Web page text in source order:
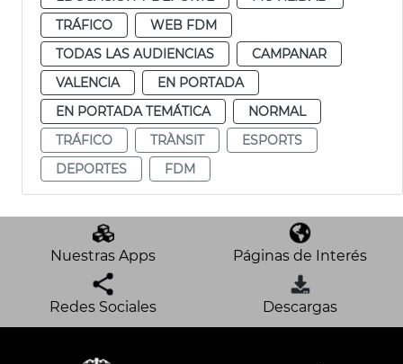
TRÁFICO
WEB FDM
TODAS LAS AUDIENCIAS
CAMPANAR
VALENCIA
EN PORTADA
EN PORTADA TEMÁTICA
NORMAL
TRÁFICO
TRÀNSIT
ESPORTS
DEPORTES
FDM
Nuestras Apps Páginas de Interés
Redes Sociales Descargas